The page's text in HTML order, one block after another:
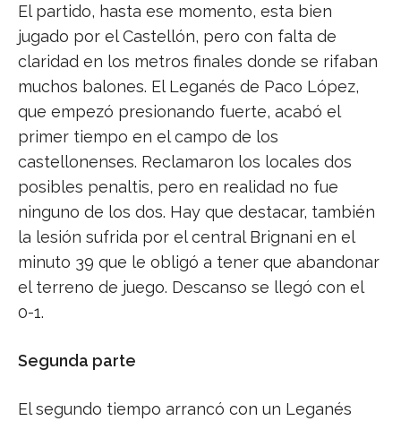
El partido, hasta ese momento, esta bien
jugado por el Castellón, pero con falta de
claridad en los metros finales donde se rifaban
muchos balones. El Leganés de Paco López,
que empezó presionando fuerte, acabó el
primer tiempo en el campo de los
castellonenses. Reclamaron los locales dos
posibles penaltis, pero en realidad no fue
ninguno de los dos. Hay que destacar, también
la lesión sufrida por el central Brignani en el
minuto 39 que le obligó a tener que abandonar
el terreno de juego. Descanso se llegó con el
0-1.
Segunda parte
El segundo tiempo arrancó con un Leganés